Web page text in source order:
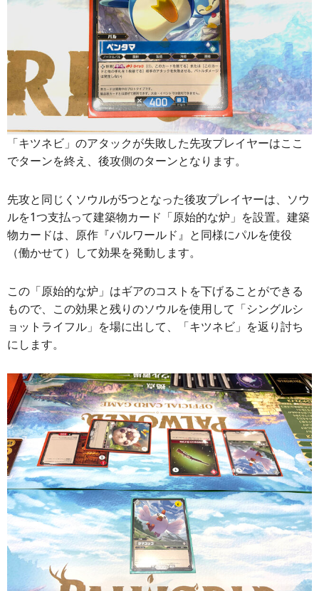
「キツネビ」のアタックが失敗した先攻プレイヤーはここ
でターンを終え、後攻側のターンとなります。
先攻と同じくソウルが5つとなった後攻プレイヤーは、ソウ
ルを1つ支払って建築物カード「原始的な炉」を設置。建築
物カードは、原作『パルワールド』と同様にパルを使役
（働かせて）して効果を発動します。
この「原始的な炉」はギアのコストを下げることができる
もので、この効果と残りのソウルを使用して「シングルシ
ョットライフル」を場に出して、「キツネビ」を返り討ち
にします。